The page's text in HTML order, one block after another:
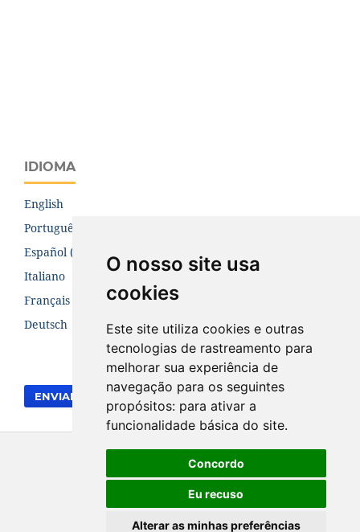
O nosso site usa
cookies
Este site utiliza cookies e outras
tecnologias de rastreamento para
melhorar sua experiência de
navegação para os seguintes
propósitos: para ativar a
funcionalidade básica do site.
Concordo
Eu recuso
Alterar as minhas preferências
IDIOMA
English
Português (Brasil)
Español (España)
Italiano
Français (Canada)
Deutsch
ENVIAR SUBMISSÃO